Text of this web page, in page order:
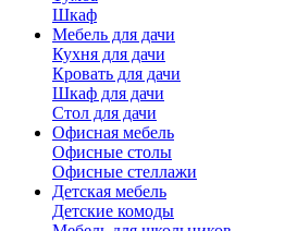
Шкаф
Мебель для дачи
Кухня для дачи
Кровать для дачи
Шкаф для дачи
Стол для дачи
Офисная мебель
Офисные столы
Офисные стеллажи
Детская мебель
Детские комоды